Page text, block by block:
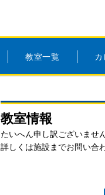
教室一覧 カ
教室情報
たいへん申し訳ございませ
詳しくは施設までお問い合